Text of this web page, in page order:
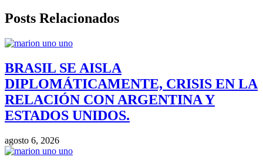
Posts Relacionados
BRASIL SE AISLA
DIPLOMÁTICAMENTE, CRISIS EN LA
RELACIÓN CON ARGENTINA Y
ESTADOS UNIDOS.
agosto 6, 2026